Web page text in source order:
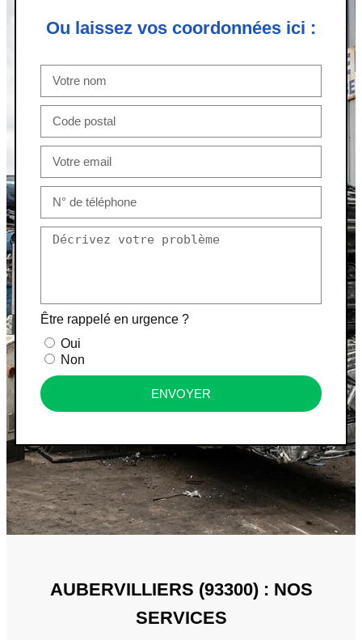
Ou laissez vos coordonnées ici :
Être rappelé en urgence ?
Oui
Non
ENVOYER
AUBERVILLIERS (93300) : NOS
SERVICES